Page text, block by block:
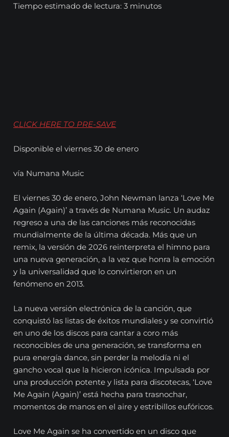
Tiempo estimado de lectura: 3 minutos
CLICK HERE TO PRE-SAVE
Disponible el viernes 30 de enero
vía Numana Music
El viernes 30 de enero, John Newman lanza ‘Love Me
Again (Again)’ a través de Numana Music. Un audaz
regreso a una de las canciones más reconocidas
mundialmente de la última década. Más que un
remix, la versión de 2026 reinterpreta el himno para
una nueva generación, a la vez que honra la emoción
y la universalidad que lo convirtieron en un
fenómeno en 2013.
La nueva versión electrónica de la canción, que
conquistó las listas de éxitos mundiales y se convirtió
en uno de los discos para cantar a coro más
reconocibles de una generación, se transforma en
pura energía dance, sin perder la melodía ni el
gancho vocal que la hicieron icónica. Impulsada por
una producción potente y lista para discotecas, ‘Love
Me Again (Again)’ está hecha para trasnochar,
momentos de manos en el aire y estribillos eufóricos.
Love Me Again se ha convertido en un disco que